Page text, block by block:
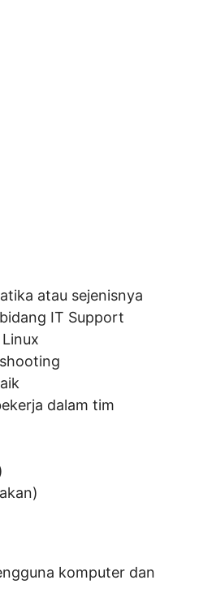
atau sejenisnya
IT Support
dalam tim
komputer dan